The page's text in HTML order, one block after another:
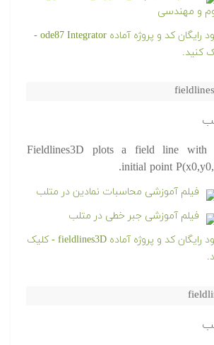
و مهندسی
دانلود رایگان کد و پروژه آماده ode87 Integrator -
کنید.
Fieldlines3D plots a field line with
initial point
فیلم آموزشی محاسبات نمادین در متلب
فیلم آموزشی جبر خطی در متلب
دانلود رایگان کد و پروژه آماده fieldlines3D - کلیک